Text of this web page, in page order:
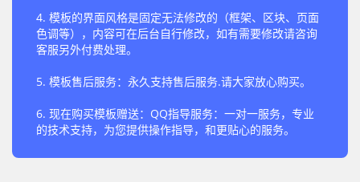
4. 模板的界面风格是固定无法修改的（框架、区块、页面
色调等），内容可在后台自行修改，如有需要修改请咨询
客服另外付费处理。
5. 模板售后服务：永久支持售后服务.请大家放心购买。
6. 现在购买模板赠送：QQ指导服务：一对一服务，专业
的技术支持，为您提供操作指导，和更贴心的服务。